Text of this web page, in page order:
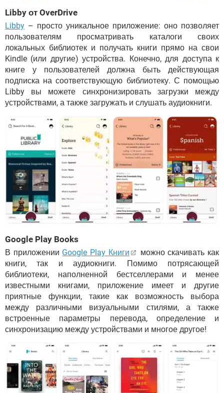
Libby от OverDrive
Libby – просто уникальное приложение: оно позволяет
пользователям просматривать каталоги своих
локальных библиотек и получать книги прямо на свои
Kindle (или другие) устройства. Конечно, для доступа к
книге у пользователей должна быть действующая
подписка на соответствующую библиотеку. С помощью
Libby вы можете синхронизировать загрузки между
устройствами, а также загружать и слушать аудиокниги.
Google Play Books
В приложении Google Play Книги
можно скачивать как
книги, так и аудиокниги. Помимо потрясающей
библиотеки, наполненной бестселлерами и менее
известными книгами, приложение имеет и другие
приятные функции, такие как возможность выбора
между различными визуальными стилями, а также
встроенные параметры перевода, определение и
синхронизацию между устройствами и многое другое!